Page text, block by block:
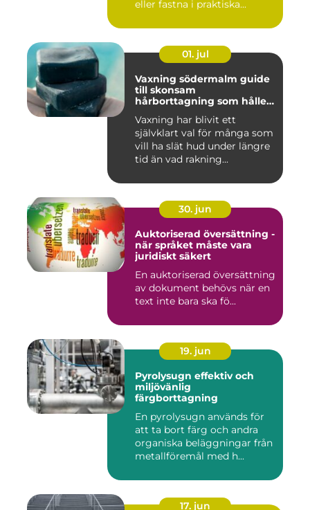
eller fastna i praktiska...
01. jul
Vaxning södermalm guide
till skonsam
hårborttagning som håller
Vaxning har blivit ett
självklart val för många som
vill ha slät hud under längre
tid än vad rakning...
30. jun
Auktoriserad översättning -
när språket måste vara
juridiskt säkert
En auktoriserad översättning
av dokument behövs när en
text inte bara ska fö...
19. jun
Pyrolysugn effektiv och
miljövänlig
färgborttagning
En pyrolysugn används för
att ta bort färg och andra
organiska beläggningar från
metallföremål med h...
17. jun